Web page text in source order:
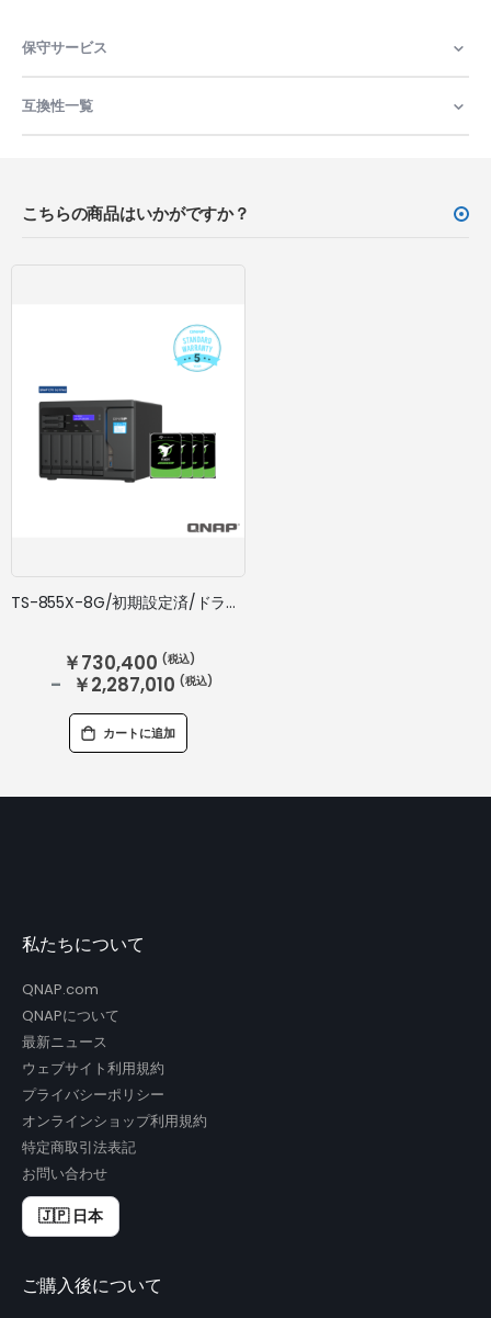
の
情
報
保守サービス
互換性一覧
こちらの商品はいかがですか？
TS-855X-8G/初期設定済/ドライブ搭載/5年標準保証
￥730,400
￥2,287,010
カートに追加
私たちについて
QNAP.com
QNAPについて
最新ニュース
ウェブサイト利用規約
プライバシーポリシー
オンラインショップ利用規約
特定商取引法表記
お問い合わせ
🇯🇵 日本
ご購入後について